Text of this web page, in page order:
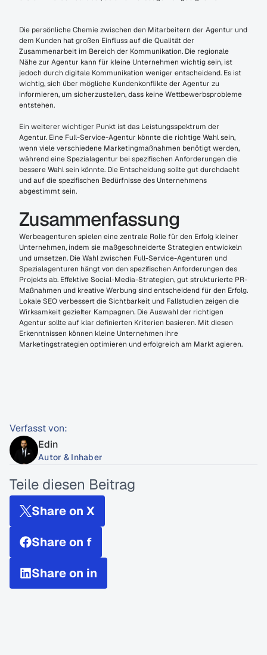
Die persönliche Chemie zwischen den Mitarbeitern der Agentur und
dem Kunden hat großen Einfluss auf die Qualität der
Zusammenarbeit im Bereich der Kommunikation. Die regionale
Nähe zur Agentur kann für kleine Unternehmen wichtig sein, ist
jedoch durch digitale Kommunikation weniger entscheidend. Es ist
wichtig, sich über mögliche Kundenkonflikte der Agentur zu
informieren, um sicherzustellen, dass keine Wettbewerbsprobleme
entstehen.
Ein weiterer wichtiger Punkt ist das Leistungsspektrum der
Agentur. Eine Full-Service-Agentur könnte die richtige Wahl sein,
wenn viele verschiedene Marketingmaßnahmen benötigt werden,
während eine Spezialagentur bei spezifischen Anforderungen die
bessere Wahl sein könnte. Die Entscheidung sollte gut durchdacht
und auf die spezifischen Bedürfnisse des Unternehmens
abgestimmt sein.
Zusammenfassung
Werbeagenturen spielen eine zentrale Rolle für den Erfolg kleiner
Unternehmen, indem sie maßgeschneiderte Strategien entwickeln
und umsetzen. Die Wahl zwischen Full-Service-Agenturen und
Spezialagenturen hängt von den spezifischen Anforderungen des
Projekts ab. Effektive Social-Media-Strategien, gut strukturierte PR-
Maßnahmen und kreative Werbung sind entscheidend für den Erfolg.
Lokale SEO verbessert die Sichtbarkeit und Fallstudien zeigen die
Wirksamkeit gezielter Kampagnen. Die Auswahl der richtigen
Agentur sollte auf klar definierten Kriterien basieren. Mit diesen
Erkenntnissen können kleine Unternehmen ihre
Marketingstrategien optimieren und erfolgreich am Markt agieren.
Verfasst von:
Edin
Autor & Inhaber
Teile diesen Beitrag
Share on X
Share on f
Share on in